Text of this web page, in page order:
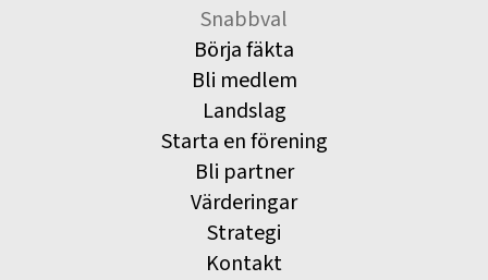
Snabbval
Börja fäkta
Bli medlem
Landslag
Starta en förening
Bli partner
Värderingar
Strategi
Kontakt